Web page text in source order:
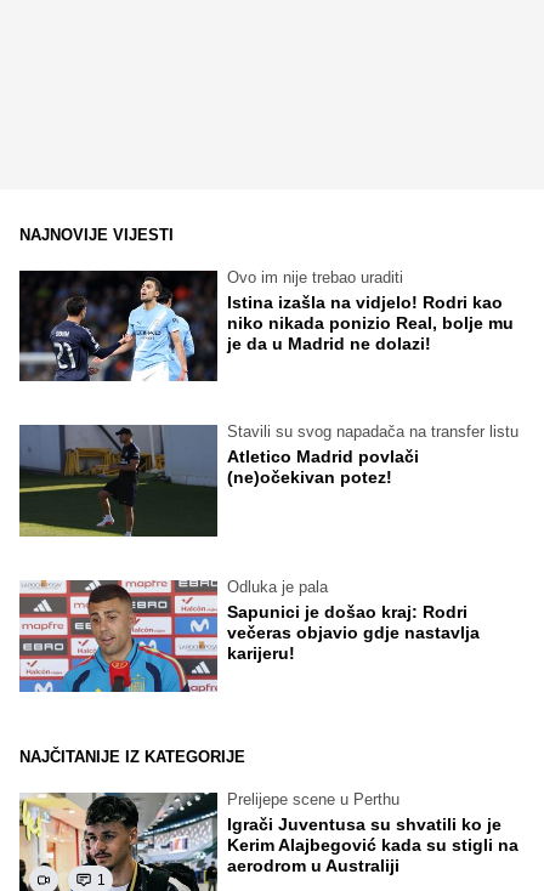
NAJNOVIJE VIJESTI
Ovo im nije trebao uraditi
Istina izašla na vidjelo! Rodri kao
niko nikada ponizio Real, bolje mu
je da u Madrid ne dolazi!
Stavili su svog napadača na transfer listu
Atletico Madrid povlači
(ne)očekivan potez!
Odluka je pala
Sapunici je došao kraj: Rodri
večeras objavio gdje nastavlja
karijeru!
NAJČITANIJE IZ KATEGORIJE
1
Prelijepe scene u Perthu
Igrači Juventusa su shvatili ko je
Kerim Alajbegović kada su stigli na
aerodrom u Australiji